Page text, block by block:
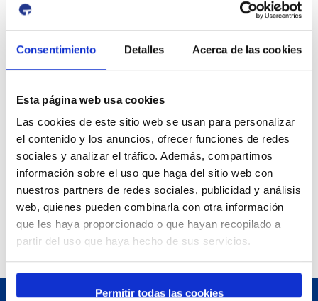
Consentimiento Detalles Acerca de las cookies
Esta página web usa cookies
Las cookies de este sitio web se usan para personalizar
el contenido y los anuncios, ofrecer funciones de redes
sociales y analizar el tráfico. Además, compartimos
información sobre el uso que haga del sitio web con
nuestros partners de redes sociales, publicidad y análisis
web, quienes pueden combinarla con otra información
que les haya proporcionado o que hayan recopilado a
partir del uso que haya hecho de sus servicios.
Permitir todas las cookies
23 August 2026
Exposició | Històries d'amistat
1 April 2026
Exposició | La peça blava, Sextant
25 June 2026
23 August 2026
Exposició | Manipulació latent
Refugi 1
7 July 2026
7 October 2026
Inscripcions a PortAutors/es 2026
El Teatret